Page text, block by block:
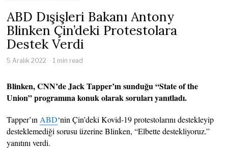
ABD Dışişleri Bakanı Antony
Blinken Çin’deki Protestolara
Destek Verdi
5 Aralık 2022 1 min read
Blinken, CNN’de Jack Tapper’ın sunduğu “State of the
Union” programına konuk olarak soruları yanıtladı.
Tapper’ın ABD‘nin Çin’deki Kovid-19 protestolarını destekleyip
desteklemediği sorusu üzerine Blinken, “Elbette destekliyoruz.”
yanıtını verdi.